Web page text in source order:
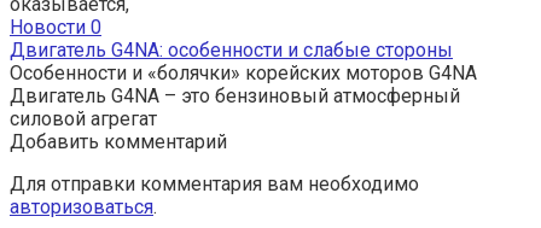
Новости 0
Двигатель G4NA: особенности и слабые стороны
Особенности и «болячки» корейских моторов G4NA
Двигатель G4NA – это бензиновый атмосферный
силовой агрегат
Добавить комментарий
Для отправки комментария вам необходимо
авторизоваться.